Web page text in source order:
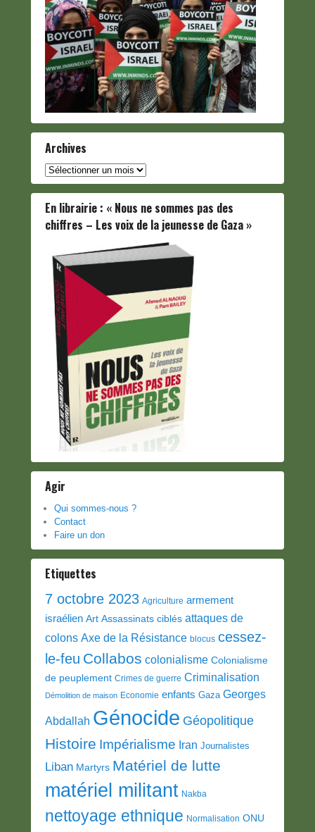
Archives
Archives
En librairie : « Nous ne sommes pas des
chiffres – Les voix de la jeunesse de Gaza »
Agir
Qui sommes-nous ?
Contact
Faire un don
Etiquettes
7 octobre 2023 Agriculture armement
israélien Art Assassinats ciblés attaques de
colons Axe de la Résistance blocus cessez-
le-feu Collabos colonialisme Colonialisme
de peuplement Crimes de guerre Criminalisation
Démolition de maison Economie enfants Gaza Georges
Abdallah Génocide Géopolitique
Histoire Impérialisme Iran Journalistes
Liban Martyrs Matériel de lutte
matériel militant Nakba
nettoyage ethnique Normalisation ONU